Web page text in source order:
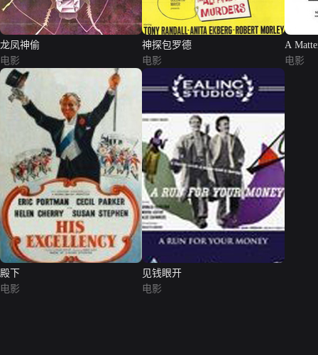
龙凤神偷
电影
神探包罗德
电影
A
电影
殿下
电影
见钱眼开
电影